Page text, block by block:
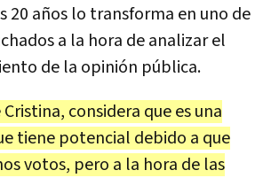
20 años lo transforma en uno de
a la hora deanalizarel
de la opinión pública.
Cristina, considera queesuna
tiene potencial debido a que
votos, pero a la hora de las